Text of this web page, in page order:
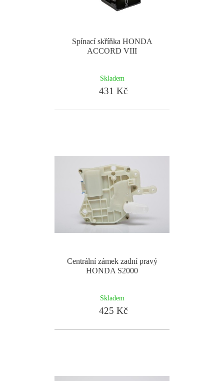
Spínací skříňka HONDA
ACCORD VIII
Skladem
431 Kč
Centrální zámek zadní pravý
HONDA S2000
Skladem
425 Kč